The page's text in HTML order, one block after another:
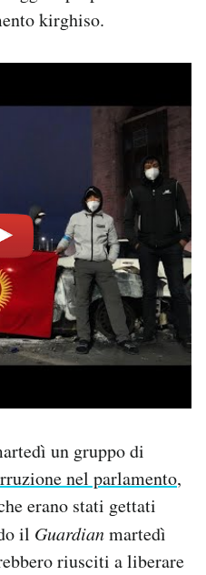
kirghiso.
un gruppo di
nel parlamento,
erano stati gettati
il Guardianmartedì
riusciti a liberare